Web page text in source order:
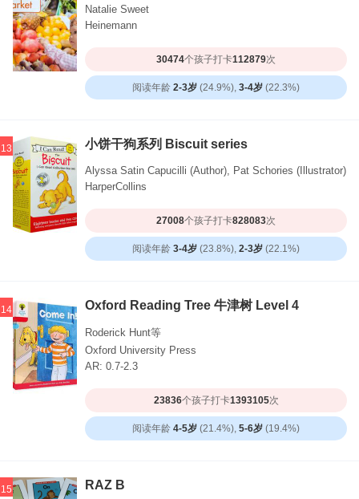
Natalie Sweet
Heinemann
30474个孩子打卡112879次
阅读年龄 2-3岁 (24.9%), 3-4岁 (22.3%)
13 小饼干狗系列 Biscuit series
Alyssa Satin Capucilli (Author), Pat Schories (Illustrator)
HarperCollins
27008个孩子打卡828083次
阅读年龄 3-4岁 (23.8%), 2-3岁 (22.1%)
14 Oxford Reading Tree 牛津树 Level 4
Roderick Hunt等
Oxford University Press
AR: 0.7-2.3
23836个孩子打卡1393105次
阅读年龄 4-5岁 (21.4%), 5-6岁 (19.4%)
15 RAZ B